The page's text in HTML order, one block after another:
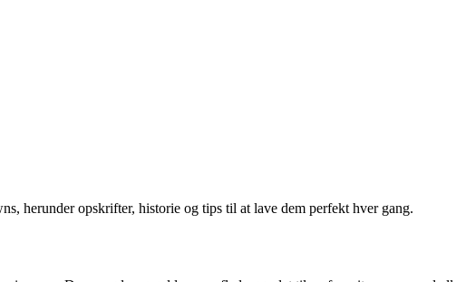
herunder opskrifter, historie og tips til at lave dem perfekt hver gang.